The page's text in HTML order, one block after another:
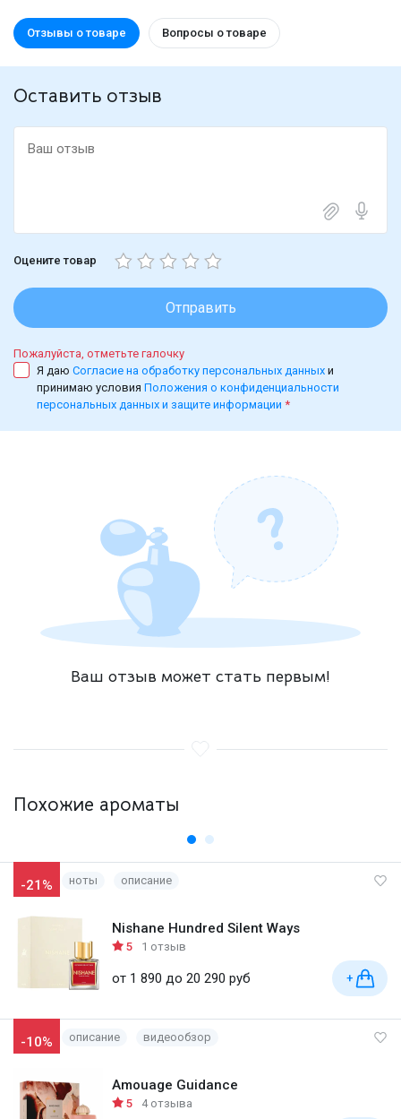
Отзывы о товаре Вопросы о товаре
Оставить отзыв
Оцените товар
Отправить
Пожалуйста, отметьте галочку
Я даю Согласие на обработку персональных данных и
принимаю условия Положения о конфиденциальности
персональных данных и защите информации *
Ваш отзыв может стать первым!
Похожие ароматы
-21% ноты описание
Nishane Hundred Silent Ways
5 1 отзыв
от 1 890 до 20 290 руб +
-10% описание видеообзор
Amouage Guidance
5 4 отзыва